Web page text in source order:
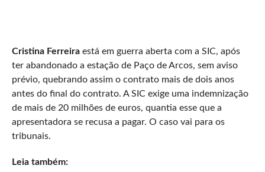
Cristina Ferreiraestá em guerra aberta com a SIC, após
ter abandonado a estação de Paço de Arcos, sem aviso
prévio, quebrando assim o contrato mais de dois anos
antes do final do contrato. A SIC exige uma indemnização
de mais de 20 milhões de euros, quantia esse que a
apresentadora se recusa a pagar. O caso vai para os
tribunais.
Leia também: